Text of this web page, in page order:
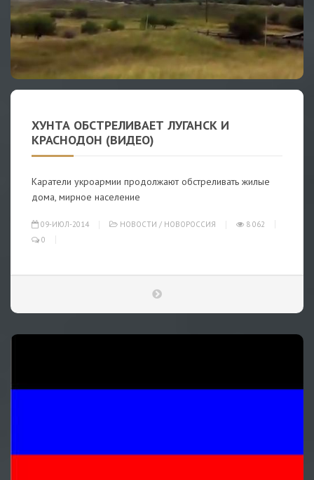
ХУНТА ОБСТРЕЛИВАЕТ ЛУГАНСК И
КРАСНОДОН (ВИДЕО)
Каратели укроармии продолжают обстреливать жилые
дома, мирное население
09-ИЮЛ-2014 НОВОСТИ / НОВОРОССИЯ
8 062
0